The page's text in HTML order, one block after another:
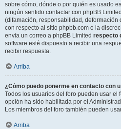
sobre cómo, dónde o por quién es usado
ningún sentido contactar con phpBB
(difamación, responsabilidad, deformación
con respecto al sitio phpbb.com o la
envia un correo a phpBB Limited respecto
software esté dispuesto a recibir una
recibir respuesta.
Arriba
¿Cómo puedo ponerme en contacto con
Todos los usuarios del foro pueden usar el
opción ha sido habilitada por el
Los miembros del foro también pueden
Arriba